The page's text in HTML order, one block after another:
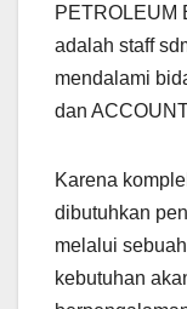
PETROLEUM
adalah staff
mendalami
dan
Karena
dibutuhkan
melalui
kebutuhan